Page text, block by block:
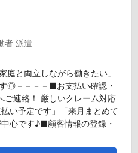
者 派遣
庭と両立しながら働きたい」
◎－－－－■お支払い確認・
ご連絡！ 厳しいクレーム対応
い予定です」「来月まとめて
心です♪■顧客情報の登録・